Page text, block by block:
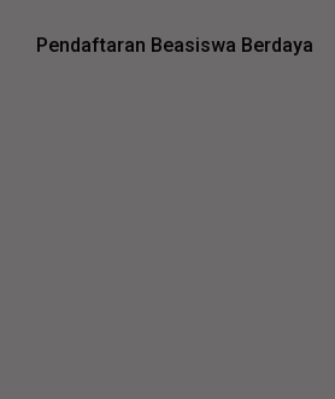
Pendaftaran Beasiswa Berdaya